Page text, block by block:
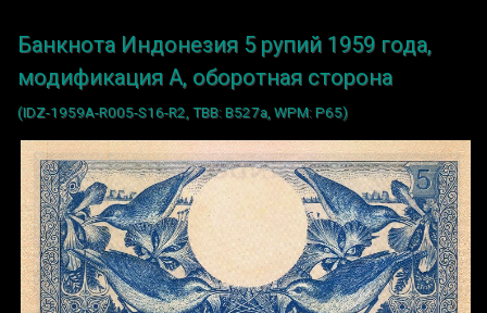
Банкнота Индонезия 5 рупий 1959 года,
модификация A, оборотная сторона
(IDZ-1959A-R005-S16-R2, TBB: B527a, WPM: P65)